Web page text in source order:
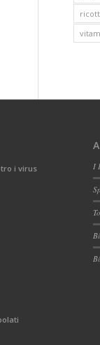
i virus I